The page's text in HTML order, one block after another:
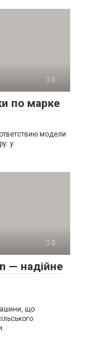
0
по марке
модели
у
0
— надійне
що